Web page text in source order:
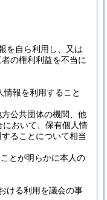
を自ら利用し、又は
の権利利益を不当に
報を利用すること
方公共団体の機関、他
おいて、保有個人情
ることについて相当
とが明らかに本人の
ける利用を議会の事